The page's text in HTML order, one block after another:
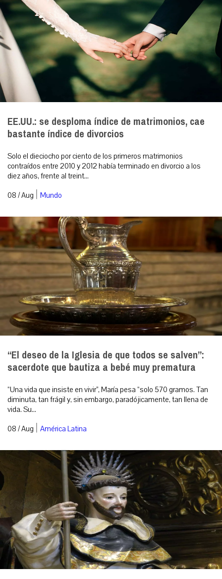
EE.UU.: se desploma índice de matrimonios, cae
bastante índice de divorcios
Solo el dieciocho por ciento de los primeros matrimonios
contraídos entre 2010 y 2012 había terminado en divorcio a los
diez años, frente al treint...
08 / Aug | Mundo
“El deseo de la Iglesia de que todos se salven”:
sacerdote que bautiza a bebé muy prematura
“Una vida que insiste en vivir”, María pesa “solo 570 gramos. Tan
diminuta, tan frágil y, sin embargo, paradójicamente, tan llena de
vida. Su...
08 / Aug | América Latina